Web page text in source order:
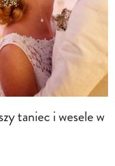
taniec i wesele w